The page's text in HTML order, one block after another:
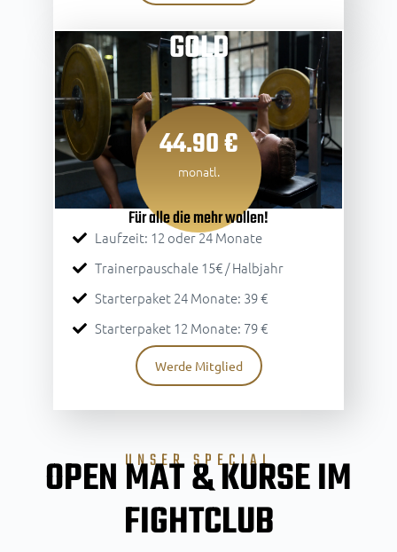
GOLD
44.90 €
monatl.
Für alle die mehr wollen!
Laufzeit: 12 oder 24 Monate
Trainerpauschale 15€ / Halbjahr
Starterpaket 24 Monate: 39 €
Starterpaket 12 Monate: 79 €
Werde Mitglied
UNSER SPECIAL
OPEN MAT & KURSE IM
FIGHTCLUB